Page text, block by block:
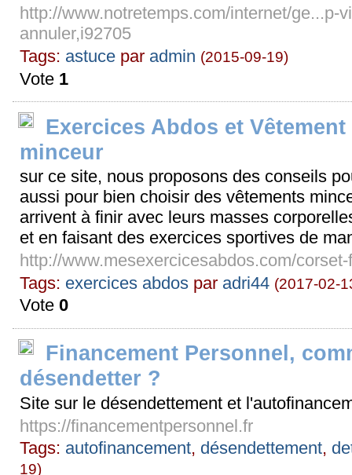
http://www.notretemps.com/internet/ge...p-
annuler,i92705
Tags: astuce par admin (2015-09-19)
Vote 1
Exercices Abdos et
minceur
sur ce site, nous proposons des conseils
aussi pour bien choisir des vêtements
arrivent à finir avec leurs masses
et en faisant des exercices sportives de
http://www.mesexercicesabdos.com/
Tags: exercices abdos par adri44 (2017-02-
Vote0
Financement Personnel,
désendetter ?
Site sur le désendettement et
https://financementpersonnel.fr
Tags: autofinancement, désendettement,
19)